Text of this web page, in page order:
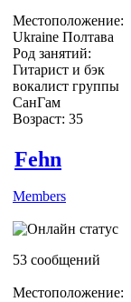
Местоположение:
Ukraine Полтава
Род занятий:
Гитарист и бэк
вокалист группы
СанГам
Возраст: 35
Fehn
Members
53 сообщений
Местоположение: